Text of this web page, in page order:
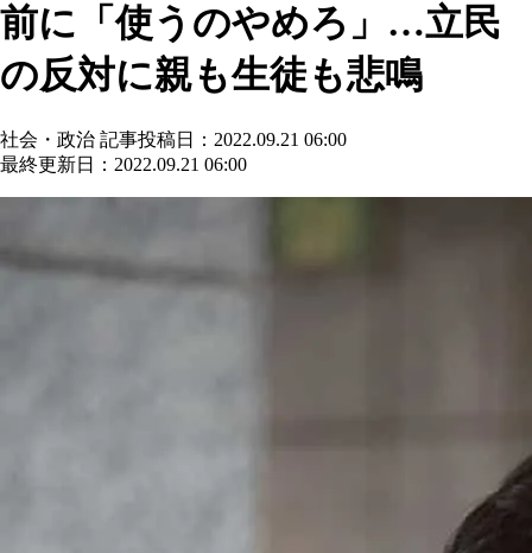
前に「使うのやめろ」…立民
の反対に親も生徒も悲鳴
社会・政治 記事投稿日：2022.09.21 06:00
最終更新日：2022.09.21 06:00